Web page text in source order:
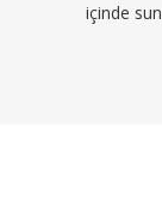
içinde